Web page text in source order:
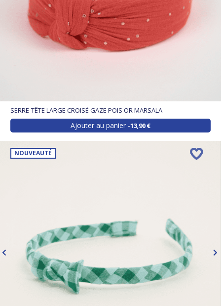
SERRE-TÊTE LARGE CROISÉ GAZE POIS OR MARSALA
Ajouter au panier 13,90 €
NOUVEAUTÉ